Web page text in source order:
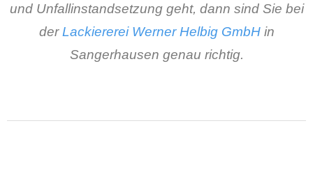
und Unfallinstandsetzunggeht, dann sind Sie bei
derLackiererei Werner Helbig GmbHin
Sangerhausen genau richtig.